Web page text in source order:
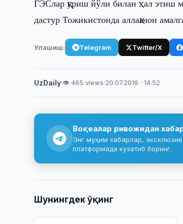
ГЭСлар қуриш йўли билан ҳал этиш
дастур Тожикистонда аллақачон
Улашиш: Telegram Twitter/X
UzDaily·👁 465 views·20.07.2016 · 14:52
Воқеалар ривожидан
Энг муҳим хабарлар, эксклюзив
платформада кузатиб боринг.
Шунингдек ўқинг